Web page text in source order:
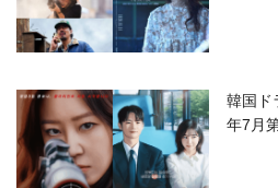
韓国ド
年7月